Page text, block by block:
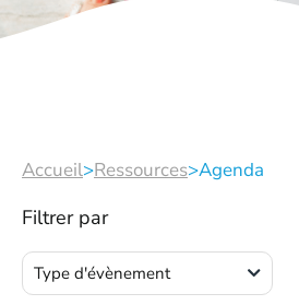
Accueil>Ressources>Agenda
Filtrer par
Atelier prévention
Type d'évènement